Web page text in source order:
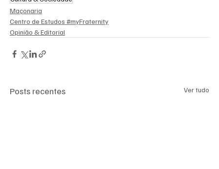
Maçonaria
Centro de Estudos #myFraternity
Opinião & Editorial
Posts recentes Ver tudo